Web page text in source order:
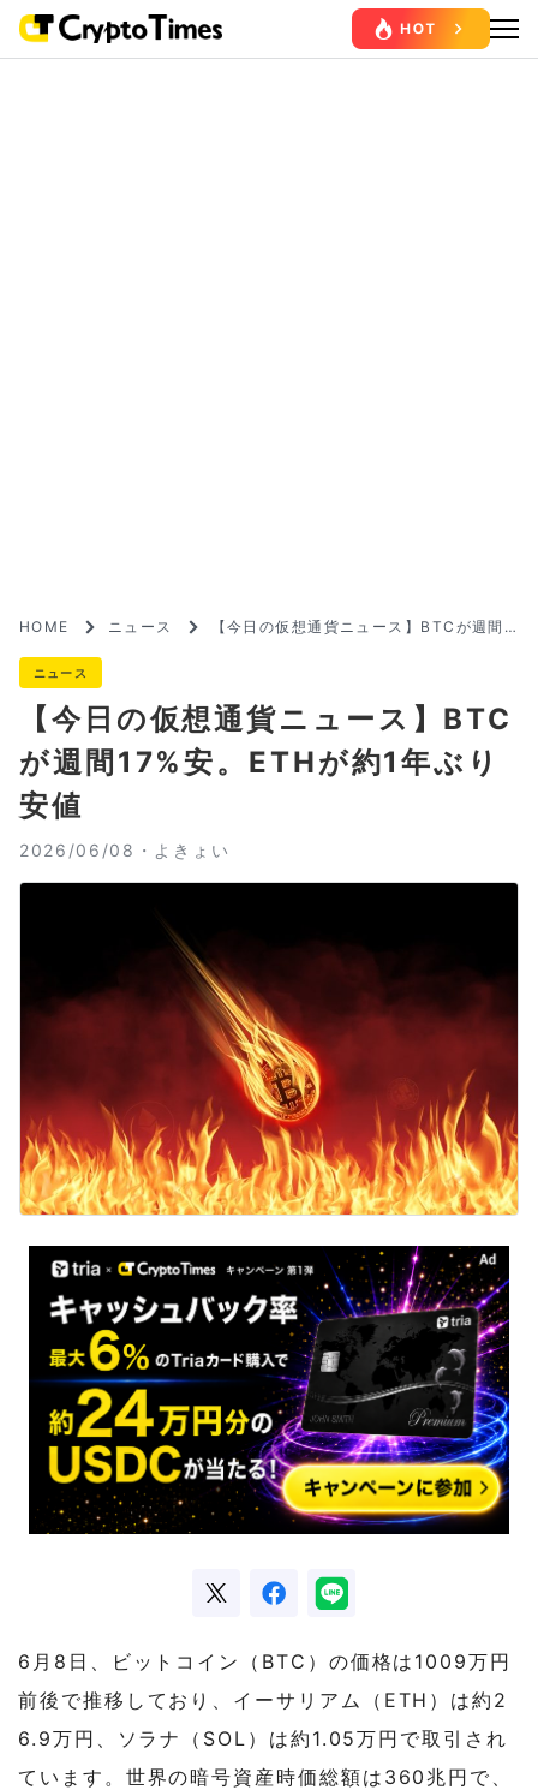
HOME ニュース
【今日の仮想通貨ニュース】BTCが週間1
ニュース
【今日の仮想通貨ニュース】BTC
が週間17%安。ETHが約1年ぶり
安値
2026/06/08・ よきょい
6月8日、ビットコイン（BTC）の価格は1009万円
前後で推移しており、イーサリアム（ETH）は約2
6.9万円、ソラナ（SOL）は約1.05万円で取引され
ています。世界の暗号資産時価総額は360兆円で、